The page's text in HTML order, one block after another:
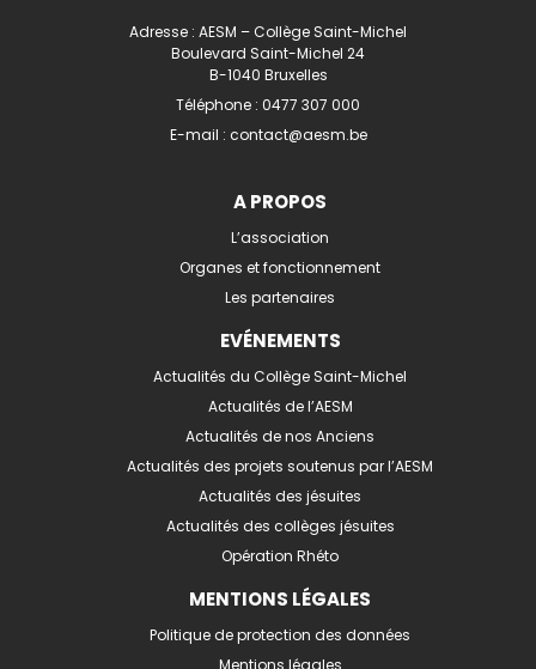
Adresse : AESM – Collège Saint-Michel
Boulevard Saint-Michel 24
B-1040 Bruxelles
Téléphone : 0477 307 000
E-mail : contact@aesm.be
A PROPOS
L’association
Organes et fonctionnement
Les partenaires
EVÉNEMENTS
Actualités du Collège Saint-Michel
Actualités de l’AESM
Actualités de nos Anciens
Actualités des projets soutenus par l’AESM
Actualités des jésuites
Actualités des collèges jésuites
Opération Rhéto
MENTIONS LÉGALES
Politique de protection des données
Mentions légales